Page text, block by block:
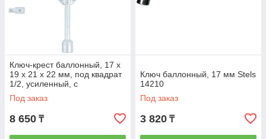
Ключ-крест баллонный, 17 х
19 х 21 х 22 мм, под квадрат
1/2, усиленный, с
переходником на 1/2 Stels
14249
Под заказ
8 650 ₸
Ключ баллонный, 17 мм Stels
14210
Под заказ
3 820 ₸